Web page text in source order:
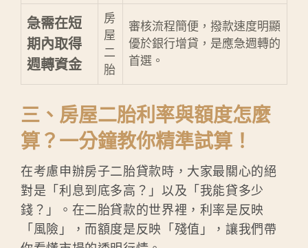
急需在短
期內取得
週轉資金
房
屋
二
胎
審核流程簡便，撥款速度明顯
優於銀行增貸，是應急週轉的
首選。
三、房屋二胎利率與額度怎麼
算？一分鐘教你精準試算！
在考慮申辦房子二胎貸款時，大家最關心的絕
對是「利息到底多高？」以及「我能貸多少
錢？」。在二胎貸款的世界裡，利率是反映
「風險」，而額度是反映「殘值」，讓我們帶